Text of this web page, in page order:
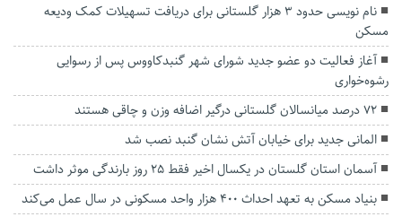
نام نویسی حدود ۳ هزار گلستانی برای دریافت تسهیلات کمک ودیعه
مسکن
آغاز فعالیت دو عضو جدید شورای شهر گنبدکاووس پس از رسوایی
رشوه‌خواری
۷۲ درصد میانسالان گلستانی درگیر اضافه وزن و چاقی هستند
المانی جدید برای خیابان آتش نشان گنبد نصب شد
آسمان استان گلستان در یکسال اخیر فقط ۲۵ روز بارندگی موثر داشت
بنیاد مسکن به تعهد احداث ۴۰۰ هزار واحد مسکونی در سال عمل می‌کند